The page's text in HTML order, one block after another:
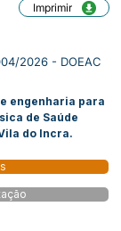
Imprimir
2026 - DOEAC
engenharia para
de Saúde
do Incra.